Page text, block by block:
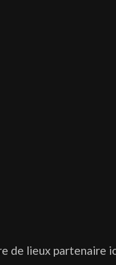
de lieux partenaire